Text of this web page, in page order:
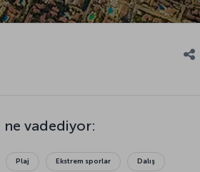
ne vadediyor:
Plaj Ekstrem sporlar Dalış